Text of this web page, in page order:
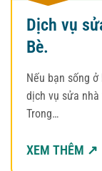
Dịch vụ
Bè.
Nếu bạn sống
dịch vụ sửa
Trong…
XEM THÊM ↗